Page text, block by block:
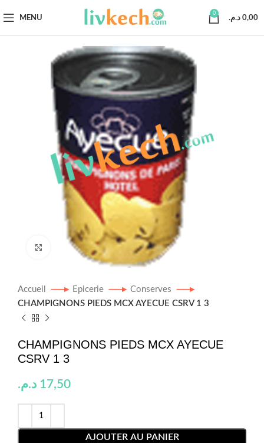
MENU
0
0,00 د.م.
Click to enlarge
Accueil Epicerie
Conserves
CHAMPIGNONS PIEDS MCX AYECUE CSRV 1 3
CHAMPIGNONS PIEDS MCX AYECUE
CSRV 1 3
17,50 د.م.
AJOUTER AU PANIER